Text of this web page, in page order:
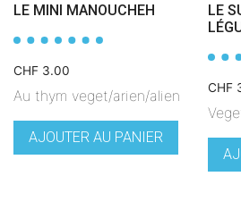
LE MINI MANOUCHEH
CHF 3.00
Au thym veget/arien/alien
AJOUTER AU PANIER
LE
CHF